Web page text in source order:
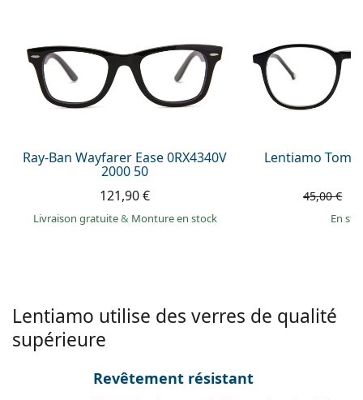
Prada
Toutes les marques
Ray-Ban Wayfarer Ease 0RX4340V
2000 50
121,90 €
Livraison gratuite& Monture en stock
Lentiamo
45,00 €
en
Lentiamo utilise des verres de qualité
supérieure
Revêtement résistant